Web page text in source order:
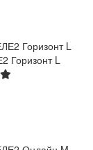
Горизонт L